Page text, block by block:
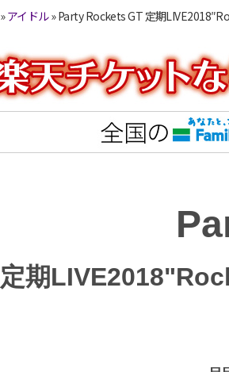
»アイドル»Party Rockets GT 定期
定期LIVE2018